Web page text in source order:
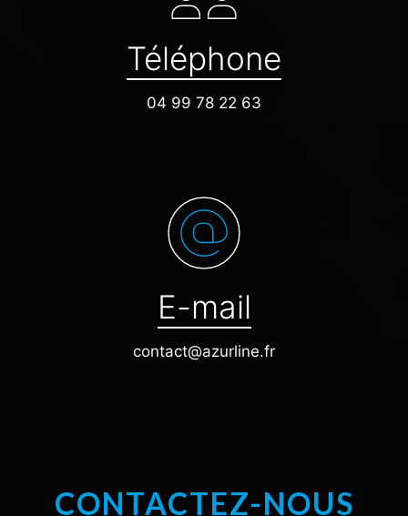
Téléphone
04 99 78 22 63
E-mail
contact@azurline.fr
CONTACTEZ-NOUS